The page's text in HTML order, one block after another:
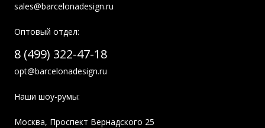
sales@barcelonadesign.ru
Оптовый отдел:
8 (499) 322-47-18
opt@barcelonadesign.ru
Наши шоу-румы:
Москва, Проспект Вернадского 25